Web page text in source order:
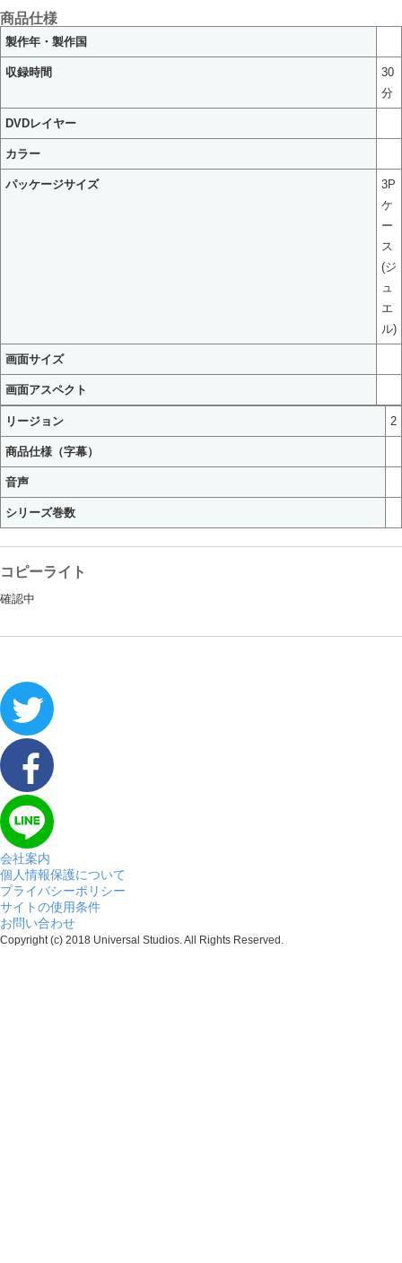
商品仕様
製作年・製作国
収録時間
30
分
DVDレイヤー
カラー
パッケージサイズ
3P
ケ
ー
ス
(ジ
ュ
エ
ル)
画面サイズ
画面アスペクト
リージョン 2
商品仕様（字幕）
音声
シリーズ巻数
コピーライト
確認中
会社案内
個人情報保護について
プライバシーポリシー
サイトの使用条件
お問い合わせ
Copyright (c) 2018 Universal Studios. All Rights Reserved.